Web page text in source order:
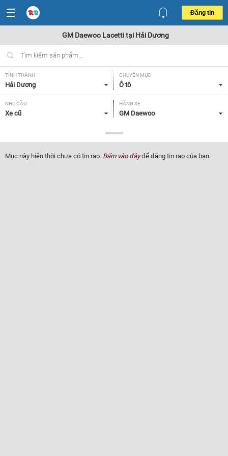
Đăng tin
GM Daewoo Lacetti tại Hải Dương
TỈNH THÀNH
Hải Dương
CHUYÊN MỤC
Ô tô
NHU CẦU
Xe cũ
HÃNG XE
GM Daewoo
Lacetti
NĂM SẢN XUẤT
Tất cả
GIÁ XE XUẤT XỨ
Mục này hiện thời chưa có tin rao. Bấm vào đâyđể đăng tin rao của bạn.